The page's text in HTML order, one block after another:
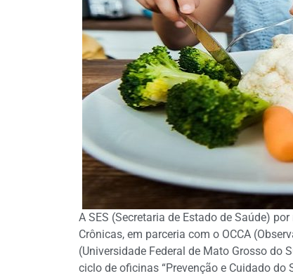
A SES (Secretaria de Estado de Saúde)
Crônicas, em parceria com o OCCA
(Universidade Federal de Mato Grosso do
ciclo de oficinas “Prevenção e Cuidado do